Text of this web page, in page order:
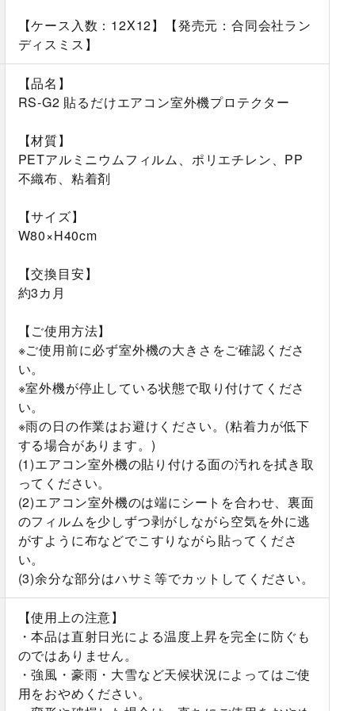
【ケース入数：12X12】【発売元：合同会社ラン
ディスミス】
【品名】
RS-G2 貼るだけエアコン室外機プロテクター
【材質】
PETアルミニウムフィルム、ポリエチレン、PP
不織布、粘着剤
【サイズ】
W80×H40cm
【交換目安】
約3カ月
【ご使用方法】
※ご使用前に必ず室外機の大きさをご確認くださ
い。
※室外機が停止している状態で取り付けてくださ
い。
※雨の日の作業はお避けください。(粘着力が低下
する場合があります。)
(1)エアコン室外機の貼り付ける面の汚れを拭き取
ってください。
(2)エアコン室外機のは端にシートを合わせ、裏面
のフィルムを少しずつ剥がしながら空気を外に逃
がすように布などでこすりながら貼ってくださ
い。
(3)余分な部分はハサミ等でカットしてください。
【使用上の注意】
・本品は直射日光による温度上昇を完全に防ぐも
のではありません。
・強風・豪雨・大雪など天候状況によってはご使
用をおやめください。